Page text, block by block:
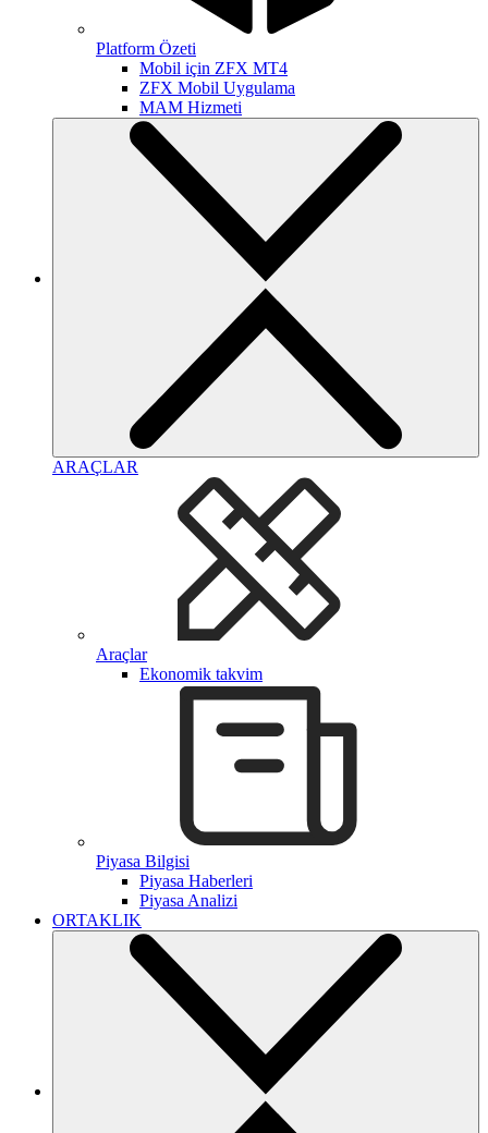
Platform Özeti
Mobil için ZFX MT4
ZFX Mobil Uygulama
MAM Hizmeti
ARAÇLAR
Araçlar
Ekonomik takvim
Piyasa Bilgisi
Piyasa Haberleri
Piyasa Analizi
ORTAKLIK